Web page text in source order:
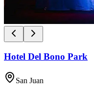
Hotel Del Bono Park
San Juan